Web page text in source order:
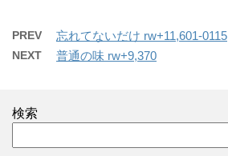
PREV 忘れてないだけ rw+11,601-0115
NEXT 普通の味 rw+9,370
検索